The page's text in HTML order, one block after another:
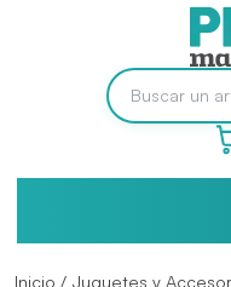
Inicio / Juguetes y